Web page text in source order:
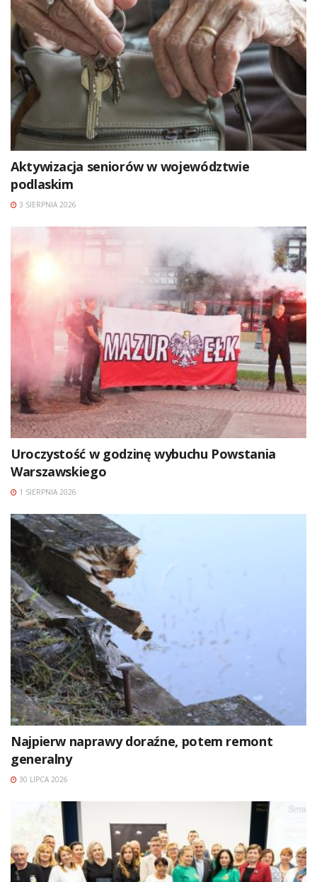
Aktywizacja seniorów w województwie
podlaskim
3 SIERPNIA 2026
Uroczystość w godzinę wybuchu Powstania
Warszawskiego
1 SIERPNIA 2026
Najpierw naprawy doraźne, potem remont
generalny
30 LIPCA 2026